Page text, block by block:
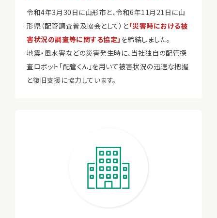
令和4年3月30日に山形市と、令和6年11月21日に山
形県（配管調査普及協会として）と「災害時における被
害状況の調査等に関する協定」 を締結しました。
地震・風水害などの災害発生時に、当社独自の配管探
査ロボット「配管くん」を用いて被害状況の迅速な把握
と復旧支援に協力しています。